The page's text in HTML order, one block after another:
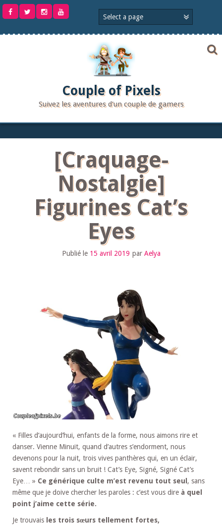
Aller
Couple of Pixels
Suivez les aventures d'un couple de gamers
[Craquage-
Nostalgie]
Figurines Cat’s
Eyes
Publié le 15 avril 2019 par Aelya
« Filles d’aujourd’hui, enfants de la forme, nous aimons rire et
danser. Vienne Minuit, quand d’autres s’endorment, nous
devenons pour la nuit, trois vives panthères qui, en un éclair,
savent rebondir sans un bruit ! Cat’s Eye, Signé, Signé Cat’s
Eye… » Ce générique culte m’est revenu tout seul , sans
même que je doive chercher les paroles : c’est vous dire à quel
point j’aime cette série.
Je trouvais les trois sœurs tellement fortes,